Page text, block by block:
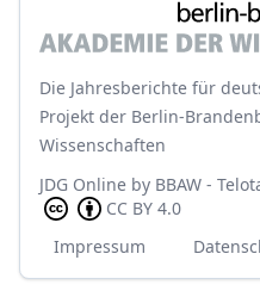
Die Jahresberichte für
Projekt der Berlin-
Wissenschaften
JDG Online by BBAW -
CC BY 4.0
Impressum